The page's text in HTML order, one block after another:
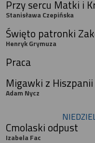
Przy sercu Matki i
Stanisława Czepińska
Święto patronki
Henryk Grymuza
Praca
Migawki z Hiszpanii
Adam Nycz
Cmolaski odpust
Izabela Fac